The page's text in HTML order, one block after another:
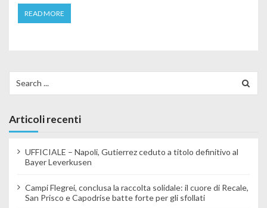
READ MORE
Articoli recenti
UFFICIALE – Napoli, Gutierrez ceduto a titolo definitivo al
Bayer Leverkusen
Campi Flegrei, conclusa la raccolta solidale: il cuore di Recale,
San Prisco e Capodrise batte forte per gli sfollati